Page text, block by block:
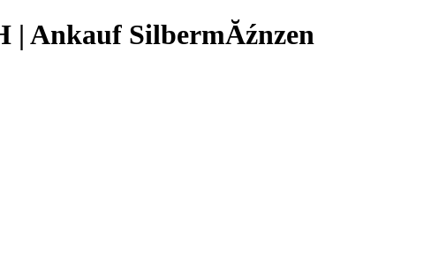
Ankauf SilbermĂźnzen